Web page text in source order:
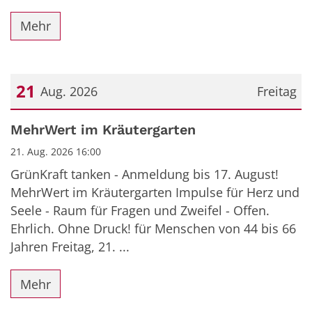
Mehr
Freitag
21 Aug. 2026
Datum: 21. August 2026
MehrWert im Kräutergarten
21. Aug. 2026 16:00
GrünKraft tanken - Anmeldung bis 17. August!
MehrWert im Kräutergarten Impulse für Herz und
Seele - Raum für Fragen und Zweifel - Offen.
Ehrlich. Ohne Druck! für Menschen von 44 bis 66
Jahren Freitag, 21. ...
Mehr